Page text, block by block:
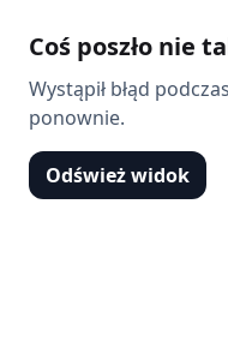
Coś poszło nie
Wystąpił błąd
ponownie.
Odśwież widok